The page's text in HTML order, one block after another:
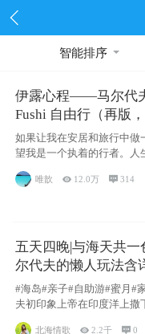
智能排序
伊露心程——马尔代
Fushi 自由行（再版
的留恋）
如果让我在安居和旅行中做
望我是一个执着的行者。人
源于自己
唯歆  12.0万  314
五天四晚|与海天共一
尔代夫的懒人玩法含
#海岛#亲子#自助游#蜜月#
夫初印象上帝在印度洋上撒
北海情歌 2.2千 0